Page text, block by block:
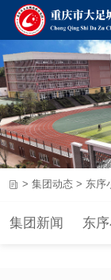
集团新闻 东
> 集团动态> 东序